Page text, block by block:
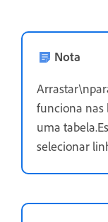
Nota
funciona nas
uma
selecionar